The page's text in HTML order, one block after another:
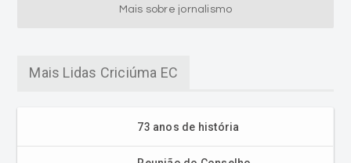
Mais sobre jornalismo
Mais Lidas Criciúma EC
73 anos de história